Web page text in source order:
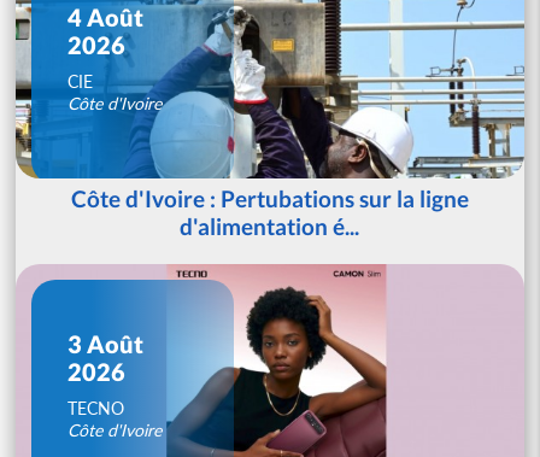
4 Août
2026
CIE
Côte d'Ivoire
Côte d'Ivoire : Pertubations sur la ligne
d'alimentation é...
3 Août
2026
TECNO
Côte d'Ivoire